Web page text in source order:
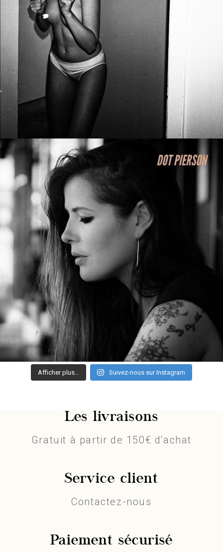
Afficher plus... Suivez-nous sur Instagram
Les livraisons
Gratuit à partir de 150€ d'achat
Service client
Contactez-nous
Paiement sécurisé